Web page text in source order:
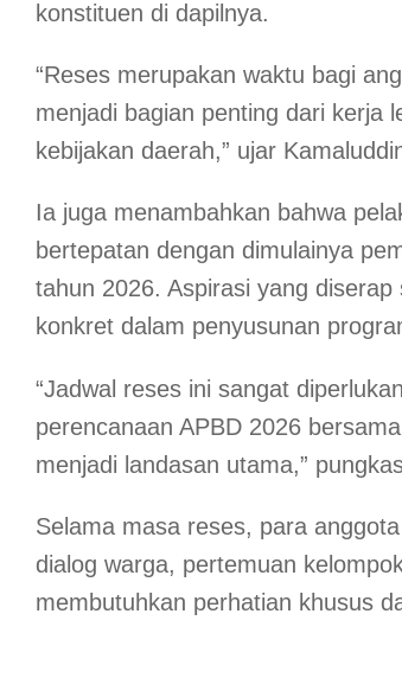
konstituen di dapilnya.
“Reses merupakan waktu bagi
menjadi bagian penting dari kerja
kebijakan daerah,” ujar
Ia juga menambahkan bahwa
bertepatan dengan dimulainya
tahun 2026. Aspirasi yang
konkret dalam penyusunan
“Jadwal reses ini sangat
perencanaan APBD 2026
menjadi landasan utama,”
Selama masa reses, para
dialog warga, pertemuan
membutuhkan perhatian khusus